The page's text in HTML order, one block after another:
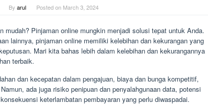
By arul Posted on March 3, 2024
mudah? Pinjaman online mungkin menjadi solusi tepat untuk Anda.
lainnya, pinjaman online memiliki kelebihan dan kekurangan yang
Mari kita bahas lebih dalam kelebihan dan kekurangannya
terbaik.
dan kecepatan dalam pengajuan, biaya dan bunga kompetitif,
ada juga risiko penipuan dan penyalahgunaan data, potensi
keterlambatan pembayaran yang perlu diwaspadai.